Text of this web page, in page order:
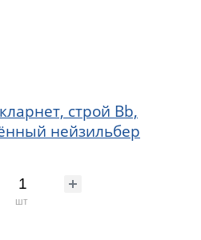
строй Bb,
нейзильбер
шт